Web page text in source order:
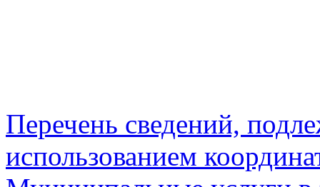
Перечень сведений,
использованием